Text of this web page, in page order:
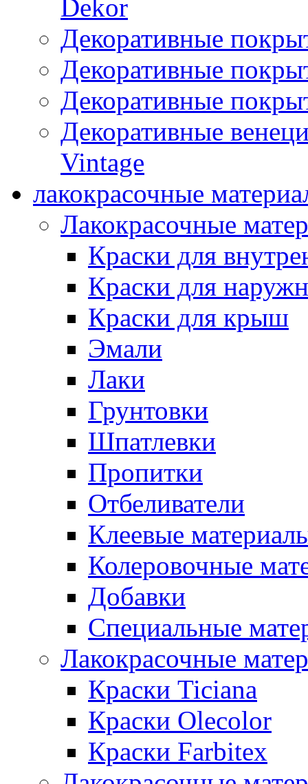
Dekor
Декоративные
Декоративные
Декоративные
Декоративные
Vintage
лакокрасочные
Лакокрасочные
Краски для
Краски для
Краски для крыш
Эмали
Лаки
Грунтовки
Шпатлевки
Пропитки
Отбеливатели
Клеевые
Колеровочные
Добавки
Специальные
Лакокрасочные
Краски Ticiana
Краски Olecolor
Краски Farbitex